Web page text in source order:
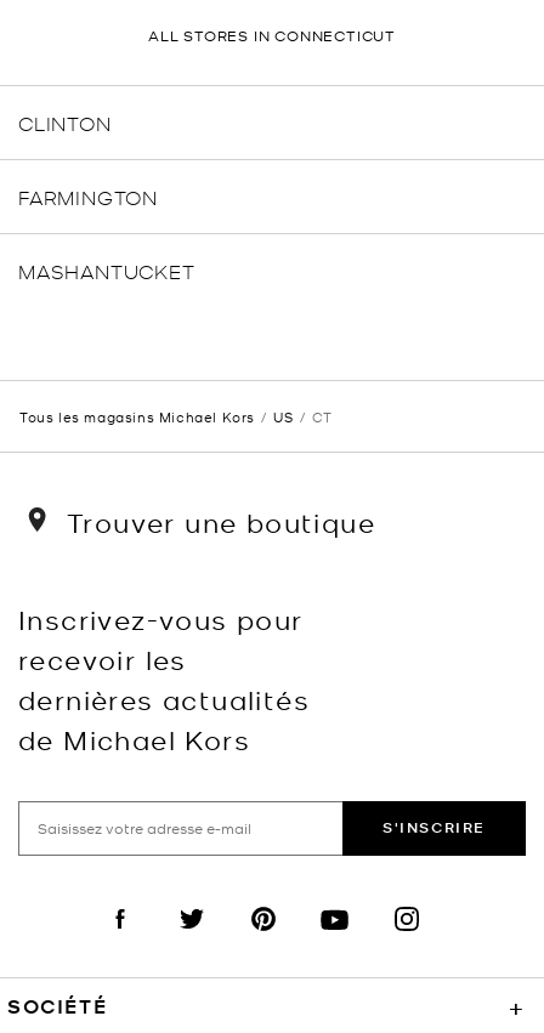
ALL STORES IN CONNECTICUT
CLINTON
FARMINGTON
MASHANTUCKET
Tous les magasins Michael Kors US CT
Trouver une boutique
Inscrivez-vous pour
recevoir les
dernières actualités
de Michael Kors
S'INSCRIRE
Visit us on Facebook
Visit us on TwitterVisit us on PinterestVisit us on YouTube
Visit us on
SOCIÉTÉ +